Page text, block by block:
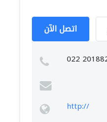
اتصل الآن
022
http://